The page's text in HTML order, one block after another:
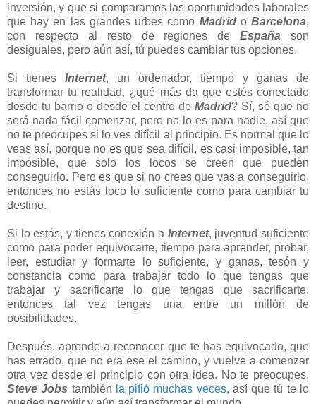
inversión, y que si comparamos las oportunidades laborales
que hay en las grandes urbes como MadridoBarcelona,
con respecto al resto de regiones deEspaña son
desiguales, pero aún así, tú puedes cambiar tus opciones.
Si tienes Internet, un ordenador, tiempo y ganas de
transformar tu realidad, ¿qué más da que estés conectado
desde tu barrio o desde el centro de Madrid? Sí, sé que no
será nada fácil comenzar, pero no lo es para nadie, así que
no te preocupes si lo ves difícil al principio. Es normal que lo
veas así, porque no es que sea difícil, es casi imposible, tan
imposible, que solo los locos se creen que pueden
conseguirlo. Pero es que si no crees que vas a conseguirlo,
entonces no estás loco lo suficiente como para cambiar tu
destino.
Si lo estás, y tienes conexión a Internet, juventud suficiente
como para poder equivocarte, tiempo para aprender, probar,
leer, estudiar y formarte lo suficiente, y ganas, tesón y
constancia como para trabajar todo lo que tengas que
trabajar y sacrificarte lo que tengas que sacrificarte,
entonces tal vez tengas una entre un millón de
posibilidades.
Después, aprende a reconocer que te has equivocado, que
has errado, que no era ese el camino, y vuelve a comenzar
otra vez desde el principio con otra idea. No te preocupes,
Steve Jobs también la pifió muchas veces, así que tú te lo